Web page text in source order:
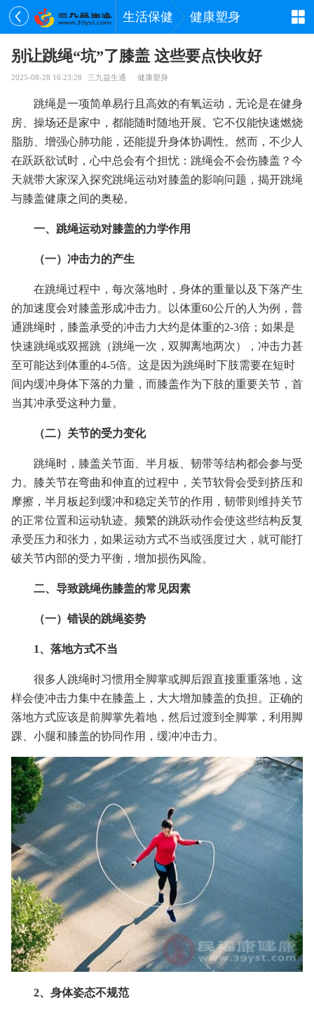
生活保健 健康塑身
别让跳绳“坑”了膝盖 这些要点快收好
2025-08-28 16:23:28 三九益生通 健康塑身
跳绳是一项简单易行且高效的有氧运动，无论是在健身
房、操场还是家中，都能随时随地开展。它不仅能快速燃烧
脂肪、增强心肺功能，还能提升身体协调性。然而，不少人
在跃跃欲试时，心中总会有个担忧：跳绳会不会伤膝盖？今
天就带大家深入探究跳绳运动对膝盖的影响问题，揭开跳绳
与膝盖健康之间的奥秘。
一、跳绳运动对膝盖的力学作用
（一）冲击力的产生
在跳绳过程中，每次落地时，身体的重量以及下落产生
的加速度会对膝盖形成冲击力。以体重60公斤的人为例，普
通跳绳时，膝盖承受的冲击力大约是体重的2-3倍；如果是
快速跳绳或双摇跳（跳绳一次，双脚离地两次），冲击力甚
至可能达到体重的4-5倍。这是因为跳绳时下肢需要在短时
间内缓冲身体下落的力量，而膝盖作为下肢的重要关节，首
当其冲承受这种力量。
（二）关节的受力变化
跳绳时，膝盖关节面、半月板、韧带等结构都会参与受
力。膝关节在弯曲和伸直的过程中，关节软骨会受到挤压和
摩擦，半月板起到缓冲和稳定关节的作用，韧带则维持关节
的正常位置和运动轨迹。频繁的跳跃动作会使这些结构反复
承受压力和张力，如果运动方式不当或强度过大，就可能打
破关节内部的受力平衡，增加损伤风险。
二、导致跳绳伤膝盖的常见因素
（一）错误的跳绳姿势
1、落地方式不当
很多人跳绳时习惯用全脚掌或脚后跟直接重重落地，这
样会使冲击力集中在膝盖上，大大增加膝盖的负担。正确的
落地方式应该是前脚掌先着地，然后过渡到全脚掌，利用脚
踝、小腿和膝盖的协同作用，缓冲冲击力。
2、身体姿态不规范